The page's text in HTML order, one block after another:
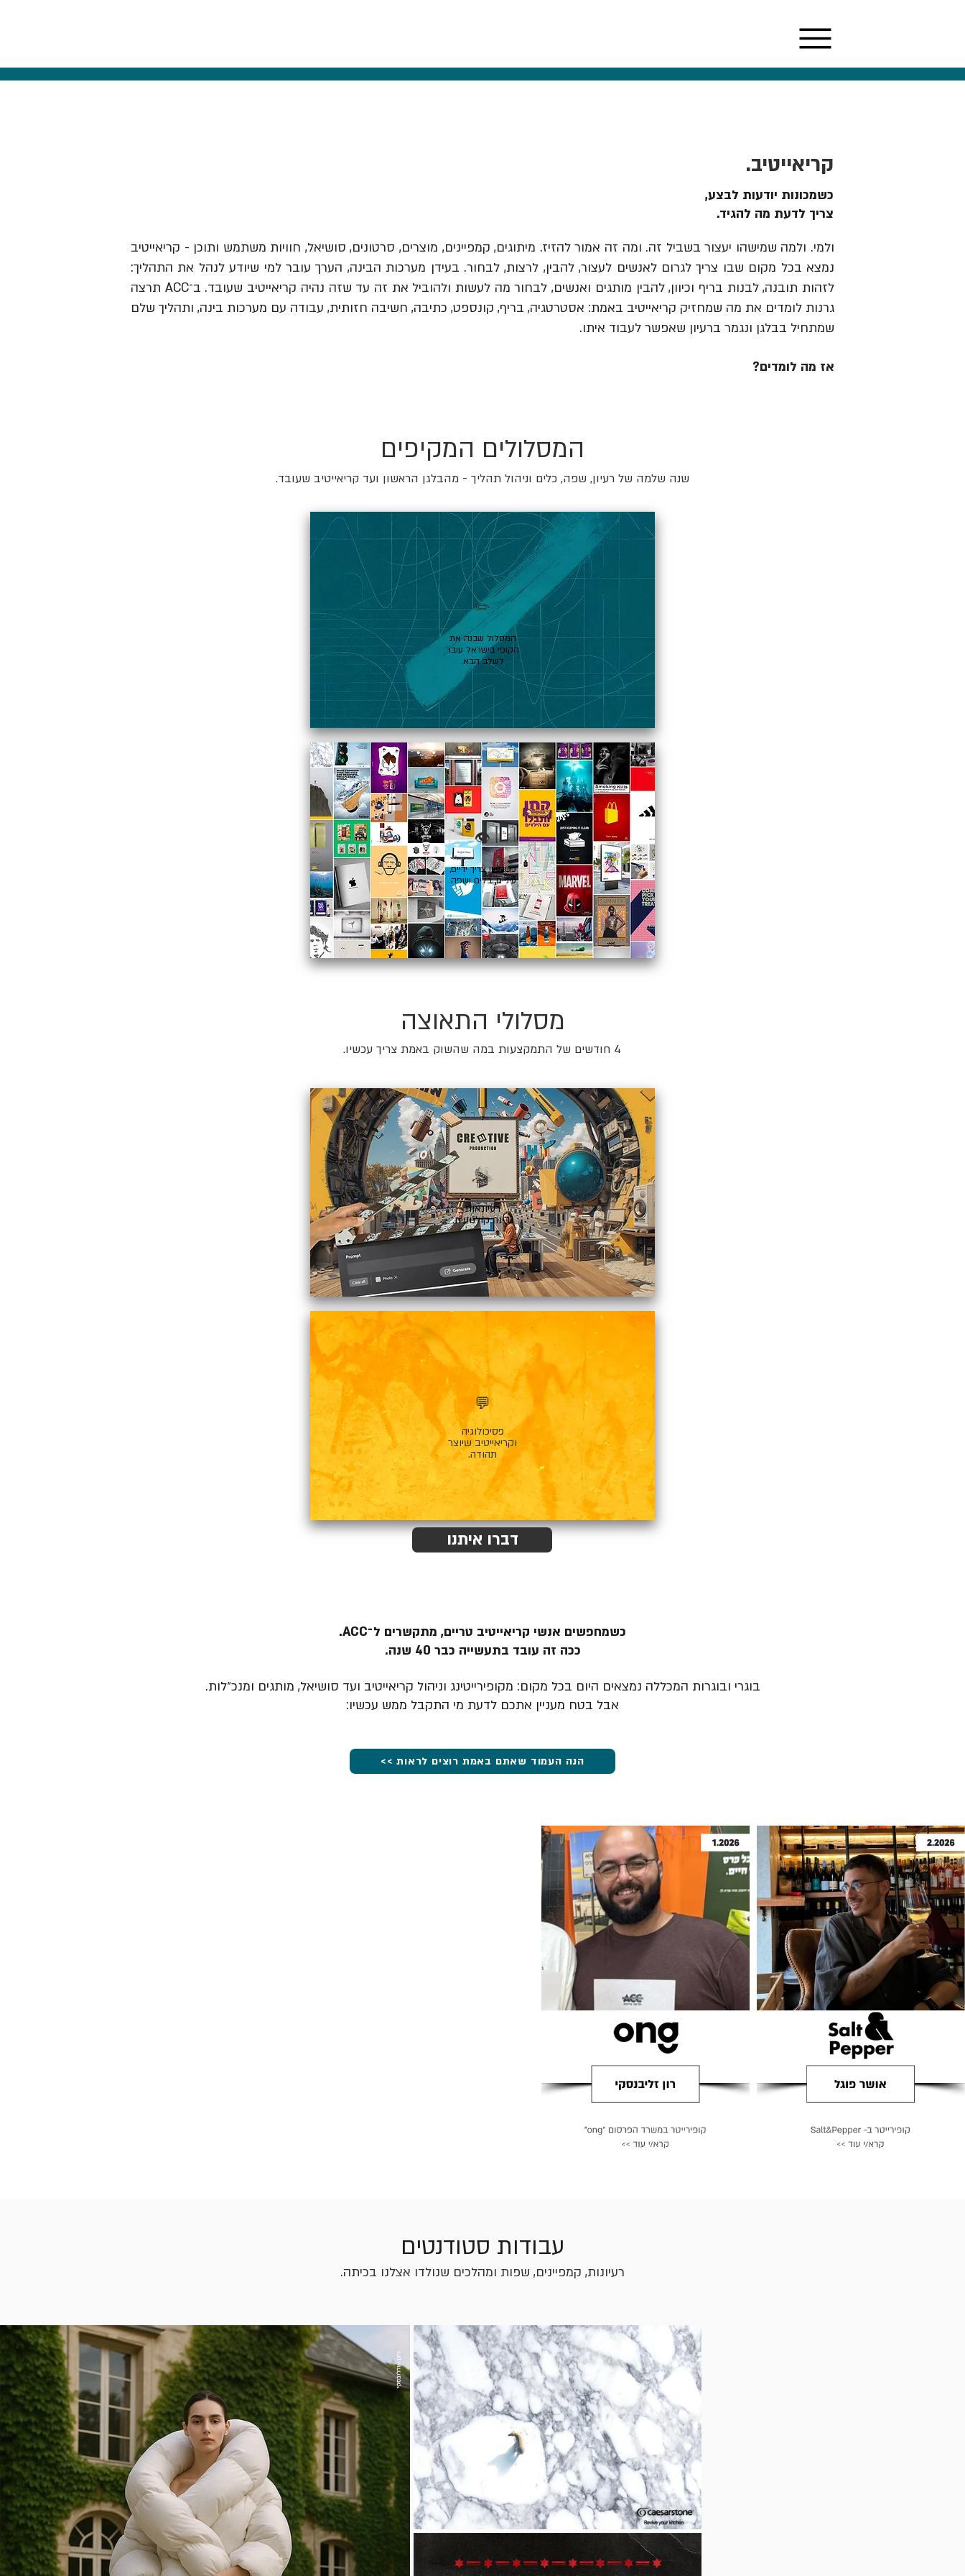
קריאייטיב.
כשמכונות יודעות לבצע,
צריך לדעת מה להגיד.
ולמי. ולמה שמישהו יעצור בשביל זה. ומה זה אמור להזיז. מיתוגים, קמפיינים, מוצרים, סרטונים, סושיאל, חוויות משתמש ותוכן - קריאייטיב
נמצא בכל מקום שבו צריך לגרום לאנשים לעצור, להבין, לרצות, לבחור. בעידן מערכות הבינה, הערך עובר למי שיודע לנהל את התהליך:
לזהות תובנה, לבנות בריף וכיוון, להבין מותגים ואנשים, לבחור מה לעשות ולהוביל את זה עד שזה נהיה קריאייטיב שעובד. ב־ACC תרצה
גרנות לומדים את מה שמחזיק קריאייטיב באמת: אסטרטגיה, בריף, קונספט, כתיבה, חשיבה חזותית, עבודה עם מערכות בינה, ותהליך שלם
שמתחיל בבלגן ונגמר ברעיון שאפשר לעבוד איתו.
אז מה לומדים?
המסלולים המקיפים
שנה שלמה של רעיון, שפה, כלים וניהול תהליך - מהבלגן הראשון ועד קריאייטיב שעובד.
✏️
המסלול שבנה את
הקופי בישראל עובר
לשלב הבא.
👁️
כשרעיון צריך ידיים,
עיניים, כלים ושפה.
מסלולי התאוצה
4 חודשים של התמקצעות במה שהשוק באמת צריך עכשיו.
🎬
רעיונאות
ובינה קולנועית.
💬
פסיכולוגיה
וקריאייטיב שיוצר
תהודה.
דברו איתנו
כשמחפשים אנשי קריאייטיב טריים, מתקשרים ל־ACC.
ככה זה עובד בתעשייה כבר 40 שנה.
בוגרי ובוגרות המכללה נמצאים היום בכל מקום: מקופירייטינג וניהול קריאייטיב ועד סושיאל, מותגים ומנכ״לות.
אבל בטח מעניין אתכם לדעת מי התקבל ממש עכשיו:
הנה העמוד שאתם באמת רוצים לראות >>
עבודות סטודנטים
רעיונות, קמפיינים, שפות ומהלכים שנולדו אצלנו בכיתה.